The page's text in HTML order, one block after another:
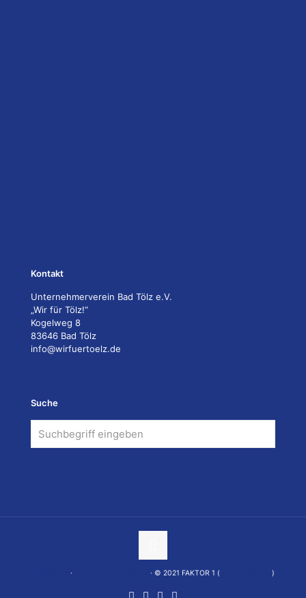
Kontakt
Unternehmerverein Bad Tölz e.V.
„Wir für Tölz!“
Kogelweg 8
83646 Bad Tölz
info@wirfuertoelz.de
Suche
· · © 2021 FAKTOR 1 ( )